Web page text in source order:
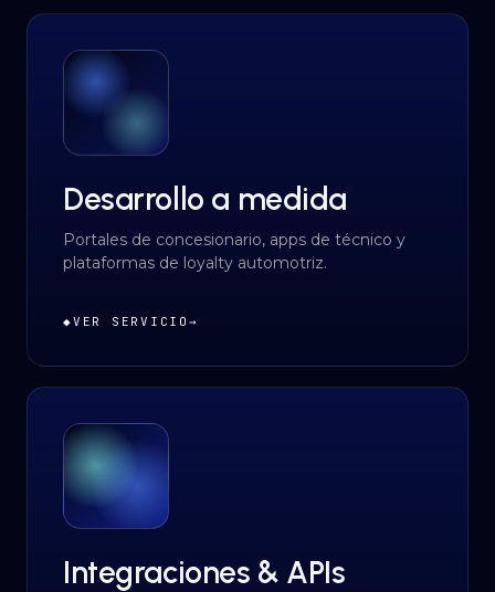
Desarrollo a medida
Portales de concesionario, apps de técnico y
plataformas de loyalty automotriz.
◆VER SERVICIO →
Integraciones & APIs